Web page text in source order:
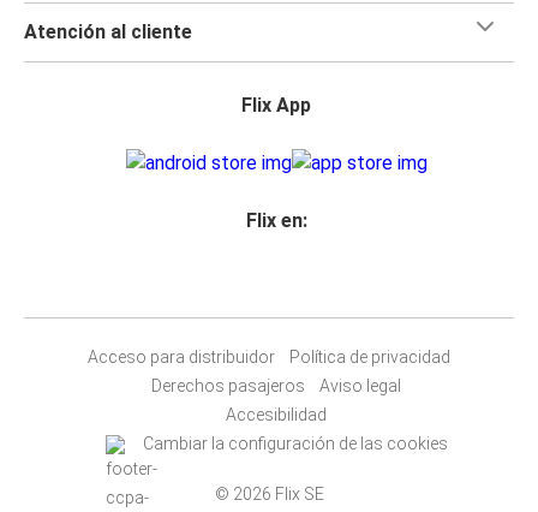
Atención al cliente
Flix App
Flix en:
Acceso para distribuidor
Política de privacidad
Derechos pasajeros
Aviso legal
Accesibilidad
Cambiar la configuración de las cookies
© 2026 Flix SE